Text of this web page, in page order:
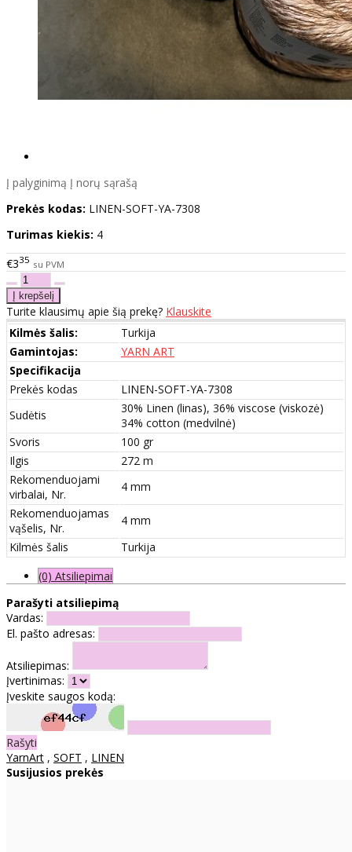
Į palyginimą Į norų sąrašą
Prekės kodas: LINEN-SOFT-YA-7308
Turimas kiekis: 4
€335 su PVM
Turite klausimų apie šią prekę? Klauskite
Kilmės šalis:
Turkija
Gamintojas:
YARN ART
Specifikacija
Prekės kodas
LINEN-SOFT-YA-7308
Sudėtis
30% Linen (linas), 36% viscose (viskozė)
34% cotton (medvilnė)
Svoris
100 gr
Ilgis
272 m
Rekomenduojami
virbalai, Nr.
4 mm
Rekomenduojamas
vąšelis, Nr.
4 mm
Kilmės šalis
Turkija
(0) Atsiliepimai
Parašyti atsiliepimą
Vardas:
El. pašto adresas:
Atsiliepimas:
Įvertinimas:
Įveskite saugos kodą:
Rašyti
YarnArt , SOFT , LINEN
Susijusios prekės